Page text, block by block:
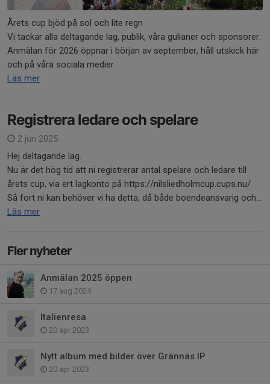
Årets cup bjöd på sol och lite regn
Vi tackar alla deltagande lag, publik, våra gulianer och sponsorer.
Anmälan för 2026 öppnar i början av september, håll utskick här
och på våra sociala medier.
Läs mer
Registrera ledare och spelare
2 jun 2025
Hej deltagande lag.
Nu är det hög tid att ni registrerar antal spelare och ledare till
årets cup, via ert lagkonto på https://nilsliedholmcup.cups.nu/
Så fort ni kan behöver vi ha detta, då både boendeansvarig och...
Läs mer
Fler nyheter
Anmälan 2025 öppen
17 aug 2024
Italienresa
20 apr 2023
Nytt album med bilder över Grännäs IP
20 apr 2023